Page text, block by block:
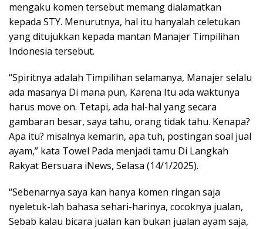
mengaku komen tersebut memang dialamatkan
kepada STY. Menurutnya, hal itu hanyalah celetukan
yang ditujukkan kepada mantan Manajer Timpilihan
Indonesia tersebut.
“Spiritnya adalah Timpilihan selamanya, Manajer selalu
ada masanya Di mana pun, Karena Itu ada waktunya
harus move on. Tetapi, ada hal-hal yang secara
gambaran besar, saya tahu, orang tidak tahu. Kenapa?
Apa itu? misalnya kemarin, apa tuh, postingan soal jual
ayam,” kata Towel Pada menjadi tamu Di Langkah
Rakyat Bersuara iNews, Selasa (14/1/2025).
“Sebenarnya saya kan hanya komen ringan saja
nyeletuk-lah bahasa sehari-harinya, cocoknya jualan,
Sebab kalau bicara jualan kan bukan jualan ayam saja,